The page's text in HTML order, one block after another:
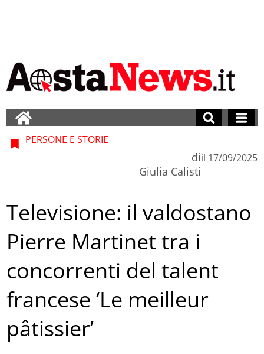
PERSONE E STORIE
di
Giulia Calisti
il 17/09/2025
Televisione: il valdostano
Pierre Martinet tra i
concorrenti del talent
francese ‘Le meilleur
pâtissier’